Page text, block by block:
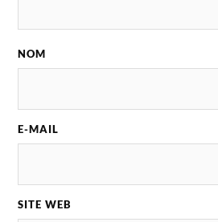
NOM
E-MAIL
SITE WEB